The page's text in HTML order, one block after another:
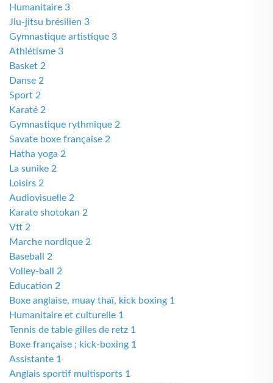
Humanitaire 3
Jiu-jitsu brésilien 3
Gymnastique artistique 3
Athlétisme 3
Basket 2
Danse 2
Sport 2
Karaté 2
Gymnastique rythmique 2
Savate boxe française 2
Hatha yoga 2
La sunike 2
Loisirs 2
Audiovisuelle 2
Karate shotokan 2
Vtt 2
Marche nordique 2
Baseball 2
Volley-ball 2
Education 2
Boxe anglaise, muay thaï, kick boxing 1
Humanitaire et culturelle 1
Tennis de table gilles de retz 1
Boxe française ; kick-boxing 1
Assistante 1
Anglais sportif multisports 1